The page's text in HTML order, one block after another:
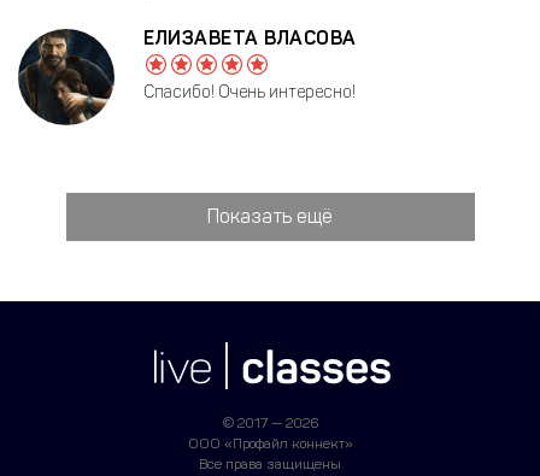
ЕЛИЗАВЕТА ВЛАСОВА
Спасибо! Очень интересно!
Показать ещё
© 2017 — 2026
ООО «Профайл коннект»
Все права защищены